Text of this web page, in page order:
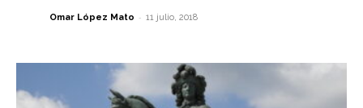
Omar López Mato - 11 julio, 2018